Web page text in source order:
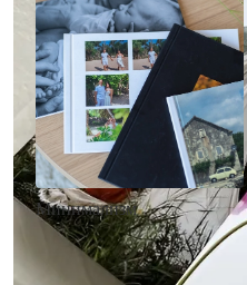
Минимализм
• Без декора
• Выбор цвета фона